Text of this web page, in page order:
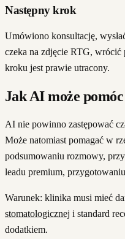
Następny krok
Umówiono konsultację,
czeka na zdjęcie RTG, wrócić
kroku jest prawie utracony.
Jak AI może
AI nie powinno zastępować
Może natomiast pomagać w
podsumowaniu rozmowy,
leadu premium,
Warunek: klinika musi mieć
stomatologicznej i standard
dodatkiem.